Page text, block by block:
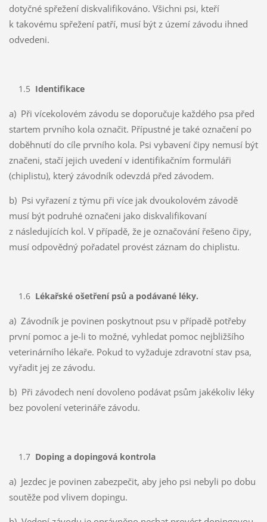
dotyčné spřežení diskvalifikováno. Všichni psi, kteří
k takovému spřežení patří, musí být z území závodu ihned
odvedeni.
1.5 Identifikace
a) Při vícekolovém závodu se doporučuje každého psa před
startem prvního kola označit. Přípustné je také označení po
doběhnutí do cíle prvního kola. Psi vybavení čipy nemusí být
značeni, stačí jejich uvedení v identifikačním formuláři
(chiplistu), který závodník odevzdá před závodem.
b) Psi vyřazení z týmu při více jak dvoukolovém závodě
musí být podruhé označeni jako diskvalifikovaní
z následujících kol. V případě, že je označování řešeno čipy,
musí odpovědný pořadatel provést záznam do chiplistu.
1.6 Lékařské ošetření psů a podávané léky.
a) Závodník je povinen poskytnout psu v případě potřeby
první pomoc a je-li to možné, vyhledat pomoc nejbližšího
veterinárního lékaře. Pokud to vyžaduje zdravotní stav psa,
vyřadit jej ze závodu.
b) Při závodech není dovoleno podávat psům jakékoliv léky
bez povolení veterináře závodu.
1.7 Doping a dopingová kontrola
a) Jezdec je povinen zabezpečit, aby jeho psi nebyli po dobu
soutěže pod vlivem dopingu.